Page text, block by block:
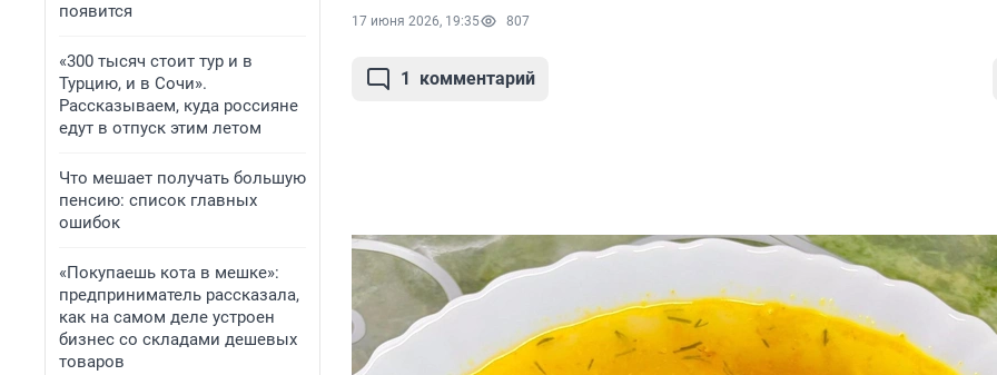
появится
«300 тысяч стоит тур и в
Турцию, и в Сочи».
Рассказываем, куда россияне
едут в отпуск этим летом
Что мешает получать большую
пенсию: список главных
ошибок
«Покупаешь кота в мешке»:
предприниматель рассказала,
как на самом деле устроен
бизнес со складами дешевых
товаров
17 июня 2026, 19:35 807
1 комментарий